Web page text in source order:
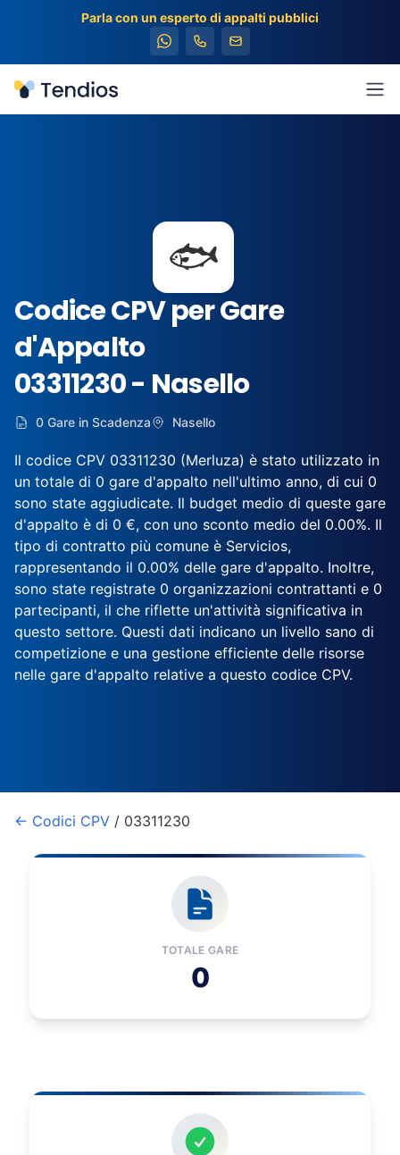
Parla con un esperto di appalti pubblici
Tendios
🐟
Codice CPV per Gare
d'Appalto
03311230 - Nasello
0 Gare in Scadenza Nasello
Il codice CPV 03311230 (Merluza) è stato utilizzato in
un totale di 0 gare d'appalto nell'ultimo anno, di cui 0
sono state aggiudicate. Il budget medio di queste gare
d'appalto è di 0 €, con uno sconto medio del 0.00%. Il
tipo di contratto più comune è Servicios,
rappresentando il 0.00% delle gare d'appalto. Inoltre,
sono state registrate 0 organizzazioni contrattanti e 0
partecipanti, il che riflette un'attività significativa in
questo settore. Questi dati indicano un livello sano di
competizione e una gestione efficiente delle risorse
nelle gare d'appalto relative a questo codice CPV.
← Codici CPV / 03311230
TOTALE GARE
0